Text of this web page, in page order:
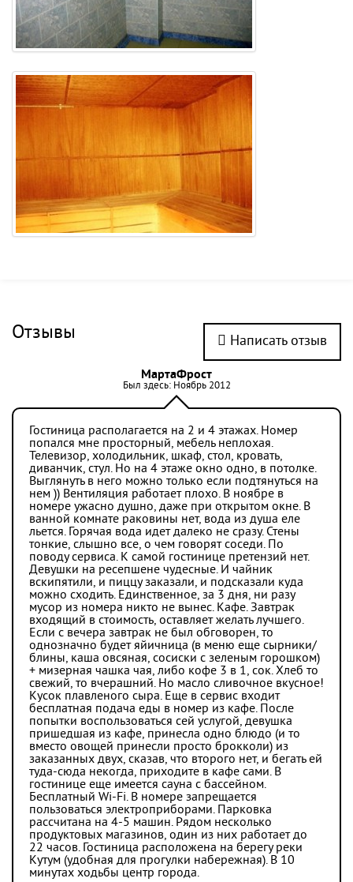
Отзывы Написать отзыв
МартаФрост
Был здесь: Ноябрь 2012
Гостиница располагается на 2 и 4 этажах. Номер
попался мне просторный, мебель неплохая.
Телевизор, холодильник, шкаф, стол, кровать,
диванчик, стул. Но на 4 этаже окно одно, в потолке.
Выглянуть в него можно только если подтянуться на
нем )) Вентиляция работает плохо. В ноябре в
номере ужасно душно, даже при открытом окне. В
ванной комнате раковины нет, вода из душа еле
льется. Горячая вода идет далеко не сразу. Стены
тонкие, слышно все, о чем говорят соседи. По
поводу сервиса. К самой гостинице претензий нет.
Девушки на ресепшене чудесные. И чайник
вскипятили, и пиццу заказали, и подсказали куда
можно сходить. Единственное, за 3 дня, ни разу
мусор из номера никто не вынес. Кафе. Завтрак
входящий в стоимость, оставляет желать лучшего.
Если с вечера завтрак не был обговорен, то
однозначно будет яйичница (в меню еще сырники/
блины, каша овсяная, сосиски с зеленым горошком)
+ мизерная чашка чая, либо кофе 3 в 1, сок. Хлеб то
свежий, то вчерашний. Но масло сливочное вкусное!
Кусок плавленого сыра. Еще в сервис входит
бесплатная подача еды в номер из кафе. После
попытки воспользоваться сей услугой, девушка
пришедшая из кафе, принесла одно блюдо (и то
вместо овощей принесли просто брокколи) из
заказанных двух, сказав, что второго нет, и бегать ей
туда-сюда некогда, приходите в кафе сами. В
гостинице еще имеется сауна с бассейном.
Бесплатный Wi-Fi. В номере запрещается
пользоваться электроприборами. Парковка
рассчитана на 4-5 машин. Рядом несколько
продуктовых магазинов, один из них работает до
22 часов. Гостиница расположена на берегу реки
Кутум (удобная для прогулки набережная). В 10
минутах ходьбы центр города.